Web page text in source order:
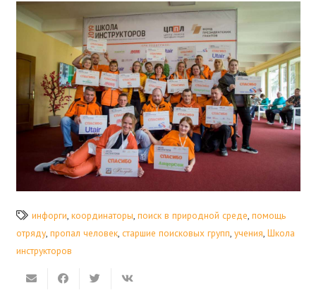
инфорги, координаторы, поиск в природной среде, помощь
отряду, пропал человек, старшие поисковых групп, учения, Школа
инструкторов